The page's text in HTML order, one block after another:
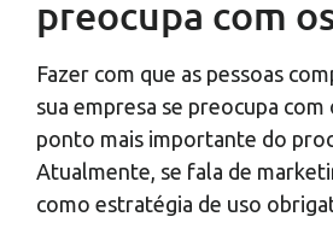
preocupa com
Fazer com que as pessoas
sua empresa se preocupa com
ponto mais importante do
Atualmente, se fala de
como estratégia de uso